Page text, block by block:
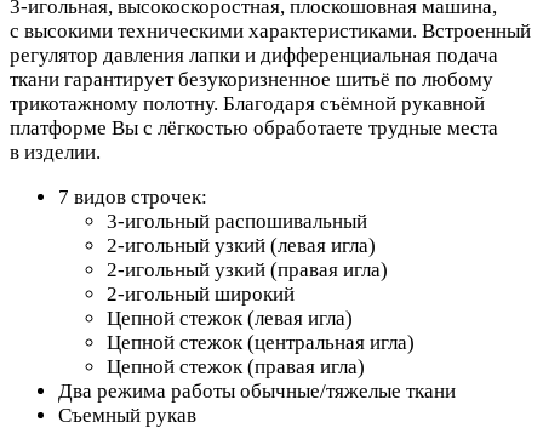
3-игольная, высокоскоростная, плоскошовная машина,
с высокими техническими характеристиками. Встроенный
регулятор давления лапки и дифференциальная подача
ткани гарантирует безукоризненное шитьё по любому
трикотажному полотну. Благодаря съёмной рукавной
платформе Вы с лёгкостью обработаете трудные места
в изделии.
7 видов строчек:
3-игольный распошивальный
2-игольный узкий (левая игла)
2-игольный узкий (правая игла)
2-игольный широкий
Цепной стежок (левая игла)
Цепной стежок (центральная игла)
Цепной стежок (правая игла)
Два режима работы обычные/тяжелые ткани
Съемный рукав